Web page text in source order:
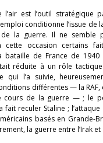
l’air est l’outil stratégique
conditionne l’issue de
de la guerre. Il ne semble
cette occasion certains
bataille de France de 1940
réduite à un rôle
qui l’a suivie,
différentes — la RAF,
cours de la guerre — ; le
fait reculer Staline ;
basés en Grande-
la guerre entre l’Irak et